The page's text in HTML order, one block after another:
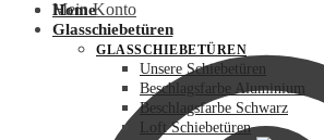
Mein Konto
Home
Glasschiebetüren
GLASSCHIEBETÜREN
Unsere Schiebetüren
Beschlagsfarbe Aluminium
Beschlagsfarbe Schwarz
Loft Schiebetüren